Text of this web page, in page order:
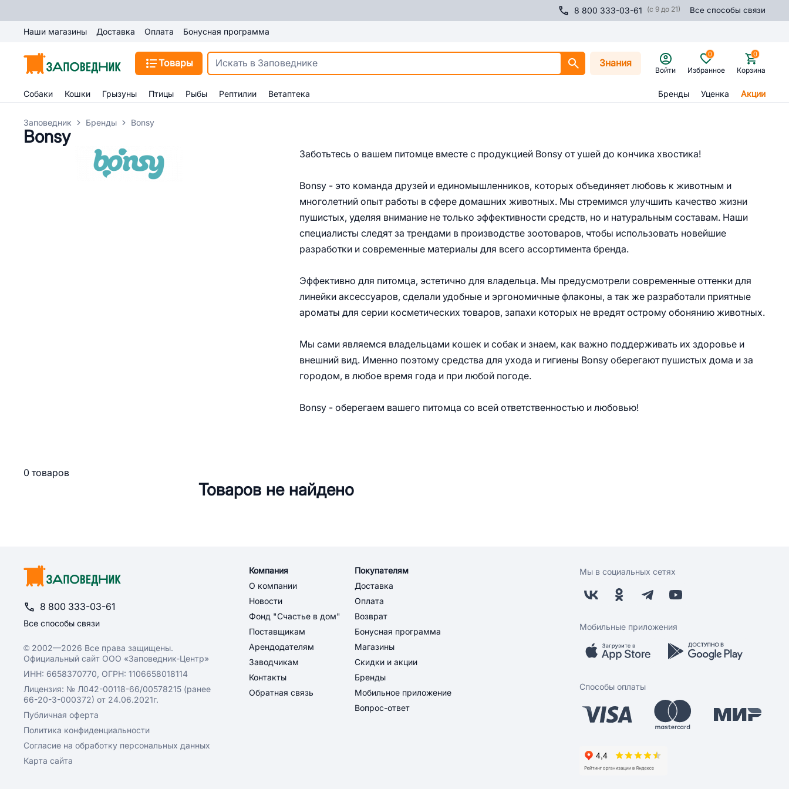
8 800 333-03-61 (с 9 до 21) Все способы связи
Наши магазины Доставка Оплата Бонусная программа
Товары Знания
Войти Избранное
0
Корзина
0
Собаки Кошки Грызуны Птицы Рыбы Рептилии Ветаптека Бренды Уценка Акции
Заповедник Бренды Bonsy
Bonsy
Заботьтесь о вашем питомце вместе с продукцией Bonsy от ушей до кончика хвостика!
Bonsy - это команда друзей и единомышленников, которых объединяет любовь к животным и
многолетний опыт работы в сфере домашних животных. Мы стремимся улучшить качество жизни
пушистых, уделяя внимание не только эффективности средств, но и натуральным составам. Наши
специалисты следят за трендами в производстве зоотоваров, чтобы использовать новейшие
разработки и современные материалы для всего ассортимента бренда.
Эффективно для питомца, эстетично для владельца. Мы предусмотрели современные оттенки для
линейки аксессуаров, сделали удобные и эргономичные флаконы, а так же разработали приятные
ароматы для серии косметических товаров, запахи которых не вредят острому обонянию животных.
Мы сами являемся владельцами кошек и собак и знаем, как важно поддерживать их здоровье и
внешний вид. Именно поэтому средства для ухода и гигиены Bonsy оберегают пушистых дома и за
городом, в любое время года и при любой погоде.
Bonsy - оберегаем вашего питомца со всей ответственностью и любовью!
0 товаров
Товаров не найдено
8 800 333-03-61
Все способы связи
© 2002—2026 Все права защищены.
Официальный сайт ООО «Заповедник-Центр»
ИНН: 6658370770, ОГРН: 1106658018114
Лицензия: № Л042-00118-66/00578215 (ранее
66-20-3-000372) от 24.06.2021г.
Публичная оферта
Политика конфиденциальности
Согласие на обработку персональных данных
Карта сайта
Компания
О компании
Новости
Фонд "Счастье в дом"
Поставщикам
Арендодателям
Заводчикам
Контакты
Обратная связь
Покупателям
Доставка
Оплата
Возврат
Бонусная программа
Магазины
Скидки и акции
Бренды
Мобильное приложение
Вопрос-ответ
Мы в социальных сетях
Мобильные приложения
Способы оплаты